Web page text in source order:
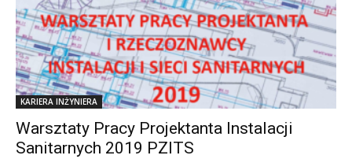
KARIERA INŻYNIERA
Warsztaty Pracy Projektanta Instalacji
Sanitarnych 2019 PZITS